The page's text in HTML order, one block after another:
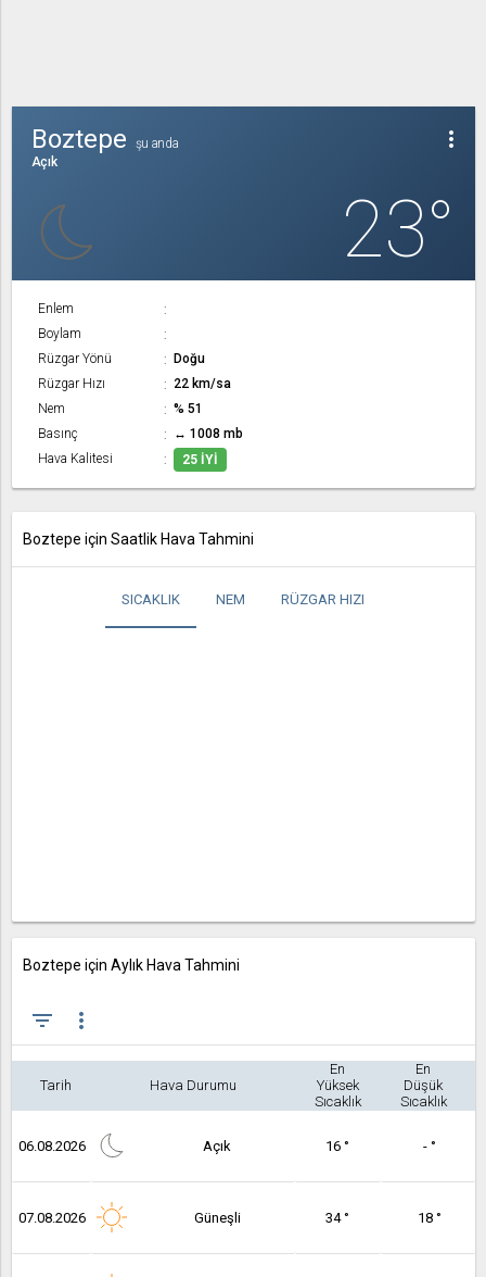
more_vert
Boztepe
şu anda
Açık
23°
Enlem
Boylam
Rüzgar Yönü
Doğu
Rüzgar Hızı
22 km/sa
Nem
% 51
Basınç
↔ 1008 mb
Hava Kalitesi
25 İYI
Boztepe için Saatlik Hava Tahmini
SICAKLIK NEM RÜZGAR HIZI
Boztepe için Aylık Hava Tahmini
filter_list more_vert
Tarih Hava Durumu
En
Yüksek
Sıcaklık
En
Düşük
Sıcaklık
06.08.2026 Açık 16 ° - °
07.08.2026 Güneşli 34 ° 18 °